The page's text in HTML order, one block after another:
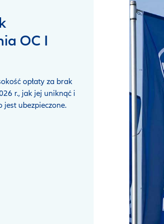
OC I
opłaty za brak
r., jak jej uniknąć i
jest ubezpieczone.